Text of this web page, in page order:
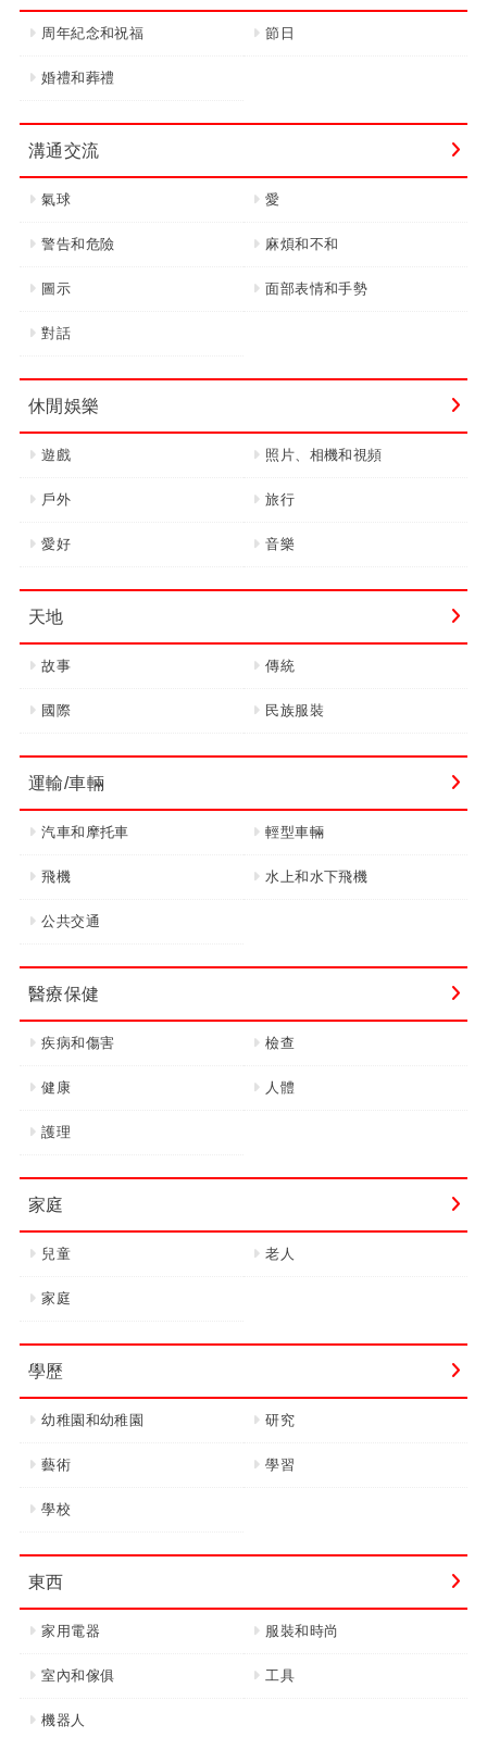
周年紀念和祝福 節日
婚禮和葬禮
溝通交流
氣球 愛
警告和危險 麻煩和不和
圖示 面部表情和手勢
對話
休閒娛樂
遊戲 照片、相機和視頻
戶外 旅行
愛好 音樂
天地
故事 傳統
國際 民族服裝
運輸/車輛
汽車和摩托車 輕型車輛
飛機 水上和水下飛機
公共交通
醫療保健
疾病和傷害 檢查
健康 人體
護理
家庭
兒童 老人
家庭
學歷
幼稚園和幼稚園 研究
藝術 學習
學校
東西
家用電器 服裝和時尚
室內和傢俱 工具
機器人